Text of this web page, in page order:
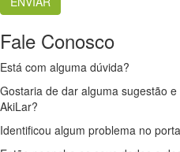
Fale Conosco
Está com alguma dúvida?
Gostaria de dar alguma sugestão
AkiLar?
Identificou algum problema no